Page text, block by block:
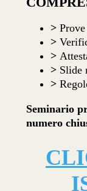
>
>
>
> Slide
>
Seminario
numero